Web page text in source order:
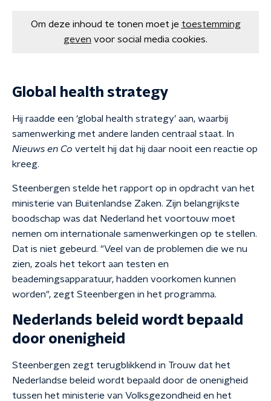
Om deze inhoud te tonen moet je toestemming
geven voor social media cookies.
Global health strategy
Hij raadde een ‘global health strategy’ aan, waarbij
samenwerking met andere landen centraal staat. In
Nieuws en Co vertelt hij dat hij daar nooit een reactie op
kreeg.
Steenbergen stelde het rapport op in opdracht van het
ministerie van Buitenlandse Zaken. Zijn belangrijkste
boodschap was dat Nederland het voortouw moet
nemen om internationale samenwerkingen op te stellen.
Dat is niet gebeurd. "Veel van de problemen die we nu
zien, zoals het tekort aan testen en
beademingsapparatuur, hadden voorkomen kunnen
worden", zegt Steenbergen in het programma.
Nederlands beleid wordt bepaald
door onenigheid
Steenbergen zegt terugblikkend in Trouw dat het
Nederlandse beleid wordt bepaald door de onenigheid
tussen het ministerie van Volksgezondheid en het